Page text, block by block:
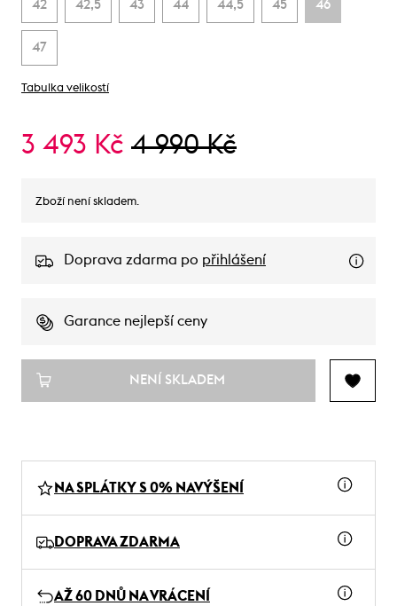
42 42,5 43 44 44,5 45 46
47
Tabulka velikostí
3 493 Kč 4 990 Kč
Zboží není skladem.
Doprava zdarma po přihlášení
Garance nejlepší ceny
NENÍ SKLADEM
NA SPLÁTKY S 0% NAVÝŠENÍ
DOPRAVA ZDARMA
AŽ 60 DNŮ NA VRÁCENÍ